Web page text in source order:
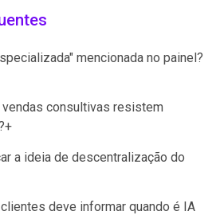
mencionada no painel?
vendas consultivas resistem
+
a ideia de descentralização do
deve informar quando é IA